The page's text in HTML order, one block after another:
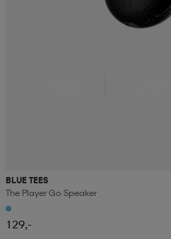
BLUE TEES
The Player Go Speaker
129,-